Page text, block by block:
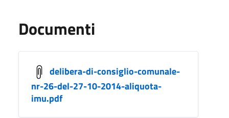
Documenti
delibera-di-consiglio-comunale-
nr-26-del-27-10-2014-aliquota-
imu.pdf